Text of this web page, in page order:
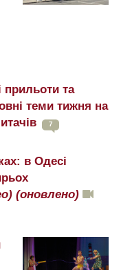
прильоти та
теми тижня на
7
в Одесі
(оновлено)